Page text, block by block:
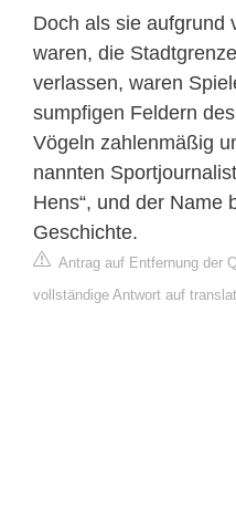
Doch als sie aufgrund
waren, die
verlassen, waren
sumpfigen Feldern
Vögeln zahlenmäßig
nannten
Hens“, und der Name
Geschichte.
Antrag auf Entfernung der
vollständige Antwort auf